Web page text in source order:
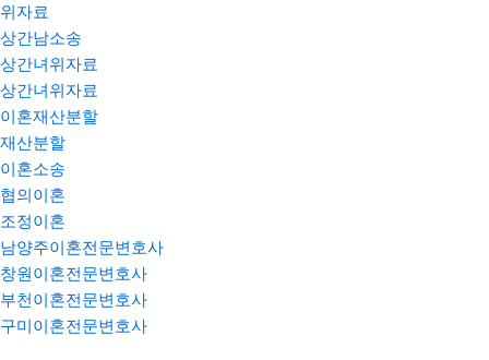
위자료
상간남소송
상간녀위자료
상간녀위자료
이혼재산분할
재산분할
이혼소송
협의이혼
조정이혼
남양주이혼전문변호사
창원이혼전문변호사
부천이혼전문변호사
구미이혼전문변호사